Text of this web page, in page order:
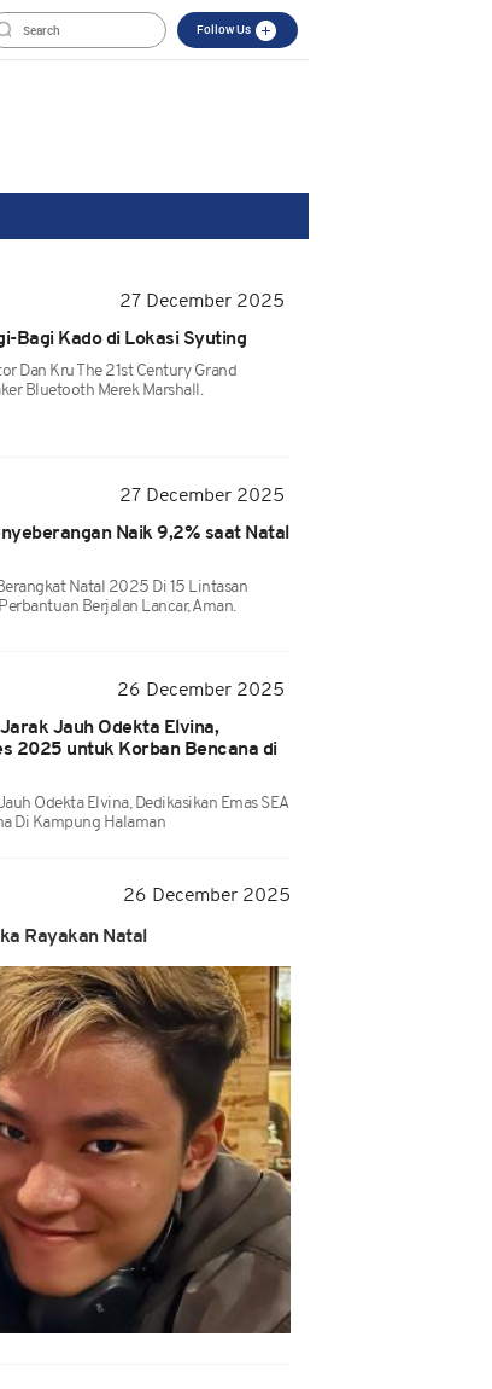
Follow Us
27 December 2025
Bagi Kado di Lokasi Syuting
Dan Kru The 21st Century Grand
Bluetooth Merek Marshall.
27 December 2025
Naik 9,2% saat Natal
Natal 2025 Di 15 Lintasan
Berjalan Lancar, Aman.
26 December 2025
Jauh Odekta Elvina,
2025 untuk Korban Bencana di
Odekta Elvina, Dedikasikan Emas SEA
Di Kampung Halaman
26 December 2025
Rayakan Natal